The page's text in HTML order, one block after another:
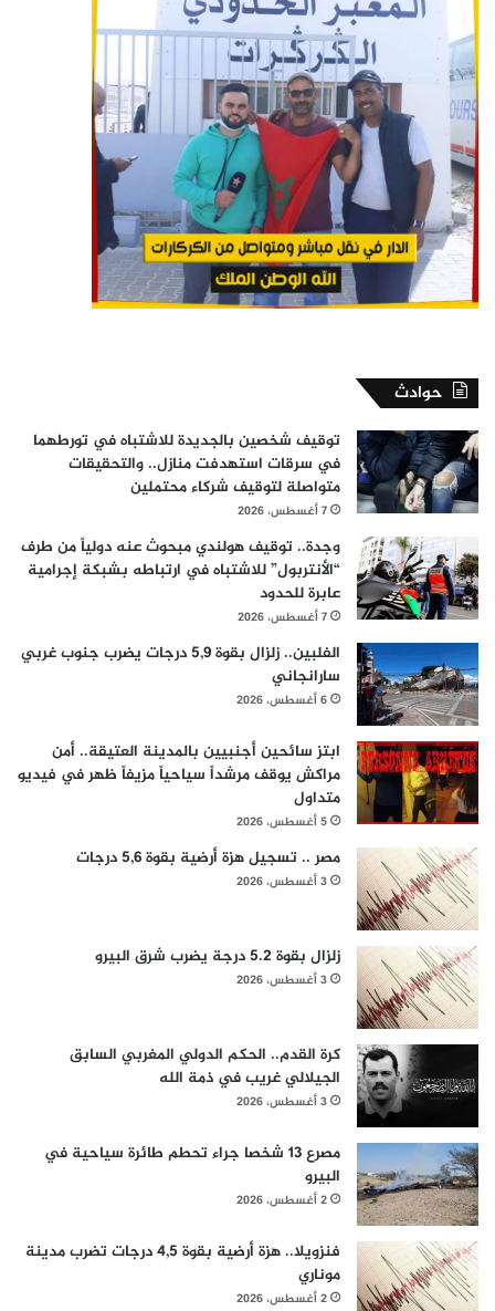
حوادث
توقيف شخصين بالجديدة للاشتباه في تورطهما
في سرقات استهدفت منازل.. والتحقيقات
متواصلة لتوقيف شركاء محتملين
7 أغسطس، 2026
وجدة.. توقيف هولندي مبحوث عنه دولياً من طرف
“الأنتربول” للاشتباه في ارتباطه بشبكة إجرامية
عابرة للحدود
7 أغسطس، 2026
الفلبين.. زلزال بقوة 5,9 درجات يضرب جنوب غربي
سارانجاني
6 أغسطس، 2026
ابتز سائحين أجنبيين بالمدينة العتيقة.. أمن
مراكش يوقف مرشداً سياحياً مزيفاً ظهر في فيديو
متداول
5 أغسطس، 2026
مصر .. تسجيل هزة أرضية بقوة 5,6 درجات
3 أغسطس، 2026
زلزال بقوة 5.2 درجة يضرب شرق البيرو
3 أغسطس، 2026
كرة القدم.. الحكم الدولي المغربي السابق
الجيلالي غريب في ذمة الله
3 أغسطس، 2026
مصرع 13 شخصا جراء تحطم طائرة سياحية في
البيرو
2 أغسطس، 2026
فنزويلا.. هزة أرضية بقوة 4,5 درجات تضرب مدينة
موناري
2 أغسطس، 2026